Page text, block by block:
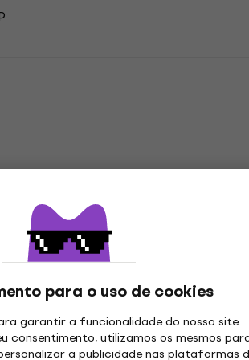
para o uso de cookies
garantir a funcionalidade do nosso site.
consentimento, utilizamos os mesmos
a publicidade nas plataformas
,Nu Ano de lançamento